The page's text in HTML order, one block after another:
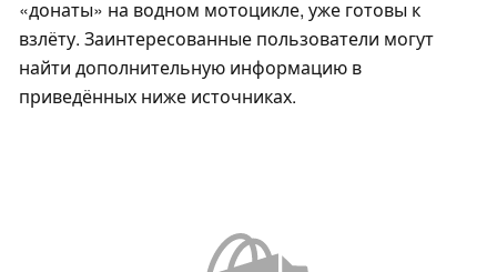
«донаты» на водном мотоцикле, уже готовы к
взлёту. Заинтересованные пользователи могут
найти дополнительную информацию в
приведённых ниже источниках.